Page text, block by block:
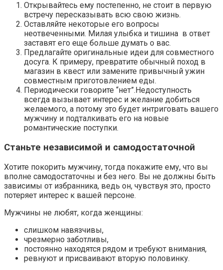
Открывайтесь ему постепенно, не стоит в первую
встречу пересказывать всю свою жизнь.
Оставляйте некоторые его вопросы
неотвеченными. Милая улыбка и тишина в ответ
заставят его еще больше думать о вас.
Предлагайте оригинальные идеи для совместного
досуга. К примеру, превратите обычный поход в
магазин в квест или замените привычный ужин
совместным приготовлением еды.
Периодически говорите “нет”.Недоступность
всегда вызывает интерес и желание добиться
желаемого, а потому это будет интриговать вашего
мужчину и подталкивать его на новые
романтические поступки.
Станьте независимой и самодостаточной
Хотите покорить мужчину, тогда покажите ему, что вы
вполне самодостаточны и без него. Вы не должны быть
зависимы от избранника, ведь он, чувствуя это, просто
потеряет интерес к вашей персоне.
Мужчины не любят, когда женщины:
слишком навязчивы,
чрезмерно заботливы,
постоянно находятся рядом и требуют внимания,
ревнуют и присваивают вторую половинку.